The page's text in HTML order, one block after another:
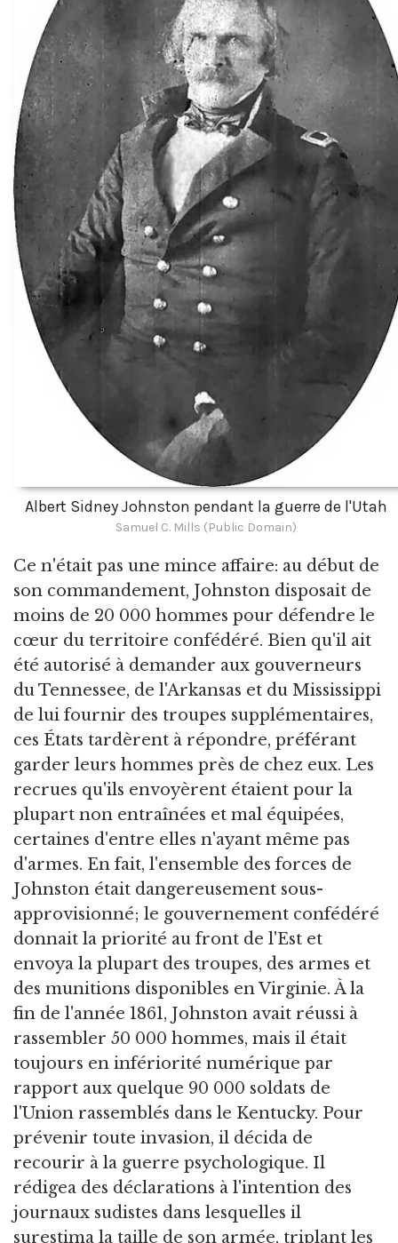
Albert Sidney Johnston pendant la guerre de l'Utah
Samuel C. Mills (Public Domain)
Ce n'était pas une mince affaire: au début de
son commandement, Johnston disposait de
moins de 20 000 hommes pour défendre le
cœur du territoire confédéré. Bien qu'il ait
été autorisé à demander aux gouverneurs
du Tennessee, de l'Arkansas et du Mississippi
de lui fournir des troupes supplémentaires,
ces États tardèrent à répondre, préférant
garder leurs hommes près de chez eux. Les
recrues qu'ils envoyèrent étaient pour la
plupart non entraînées et mal équipées,
certaines d'entre elles n'ayant même pas
d'armes. En fait, l'ensemble des forces de
Johnston était dangereusement sous-
approvisionné; le gouvernement confédéré
donnait la priorité au front de l'Est et
envoya la plupart des troupes, des armes et
des munitions disponibles en Virginie. À la
fin de l'année 1861, Johnston avait réussi à
rassembler 50 000 hommes, mais il était
toujours en infériorité numérique par
rapport aux quelque 90 000 soldats de
l'Union rassemblés dans le Kentucky. Pour
prévenir toute invasion, il décida de
recourir à la guerre psychologique. Il
rédigea des déclarations à l'intention des
journaux sudistes dans lesquelles il
surestima la taille de son armée, triplant les